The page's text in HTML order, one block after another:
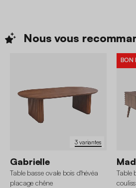
Nous vous
3 variantes
Gabrielle
Table basse ovale bois d'hévéa
placage chêne
BON
Table